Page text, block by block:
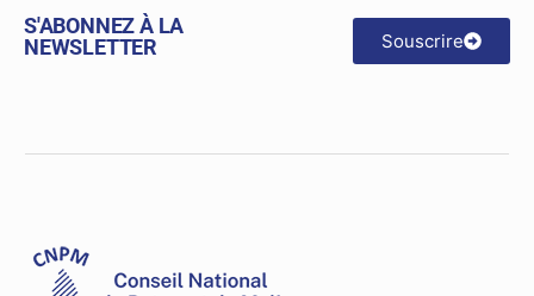
S'ABONNEZ À LA
NEWSLETTER
Souscrire